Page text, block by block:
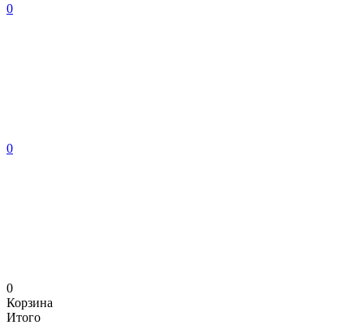
0
0
0
Корзина
Итого